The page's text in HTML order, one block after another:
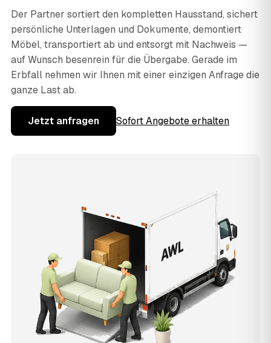
Der Partner sortiert den kompletten Hausstand, sichert
persönliche Unterlagen und Dokumente, demontiert
Möbel, transportiert ab und entsorgt mit Nachweis —
auf Wunsch besenrein für die Übergabe. Gerade im
Erbfall nehmen wir Ihnen mit einer einzigen Anfrage die
ganze Last ab.
Jetzt anfragen Sofort Angebote erhalten